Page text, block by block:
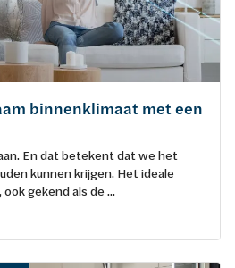
binnenklimaat met een
En dat betekent dat we het
kunnen krijgen. Het ideale
gekend als de ...